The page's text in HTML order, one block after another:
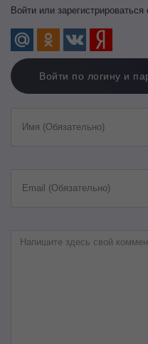
Войти или
Войти по логину и
Имя (Обязательно)
Email (Обязательно)